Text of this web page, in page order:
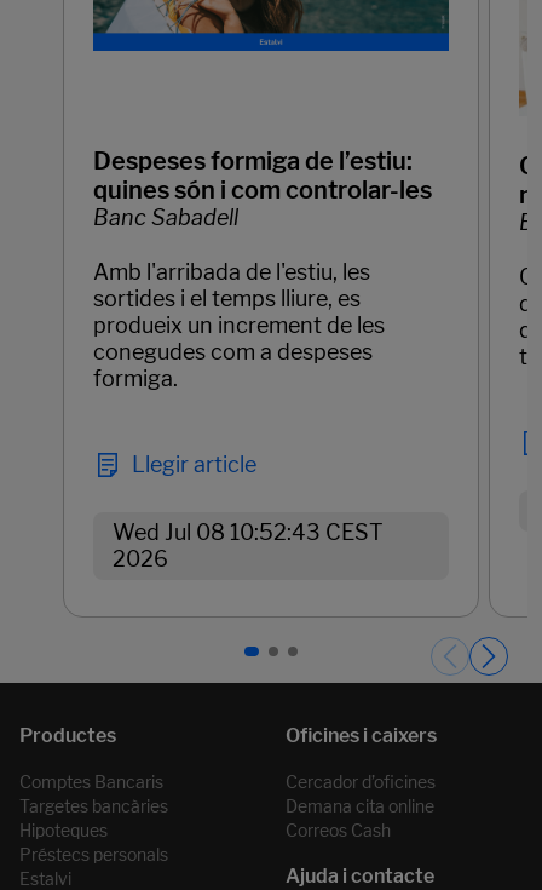
Despeses formiga de l’estiu:
quines són i com controlar-les
Banc Sabadell
Amb l'arribada de l'estiu, les
sortides i el temps lliure, es
produeix un increment de les
conegudes com a despeses
formiga.
Llegir article
Wed Jul 08 10:52:43 CEST
2026
Comptes Bancaris
Targetes bancàries
Hipoteques
Préstecs personals
Estalvi
Cercador d’oficines
Demana cita online
Correos Cash